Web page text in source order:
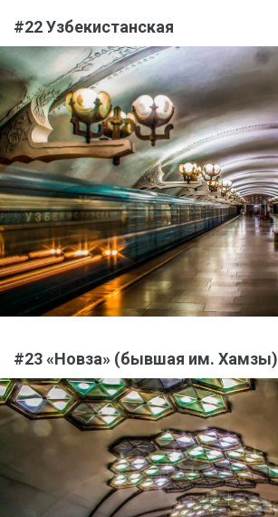
#22 Узбекистанская
#23 «Новза» (бывшая им. Хамзы)